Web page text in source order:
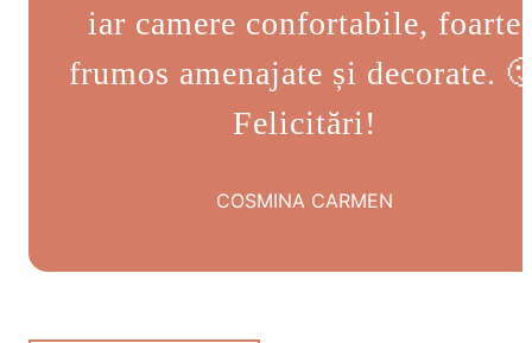
iar camere confortabile, foarte
frumos amenajate și decorate.
Felicitări!
COSMINA CARMEN